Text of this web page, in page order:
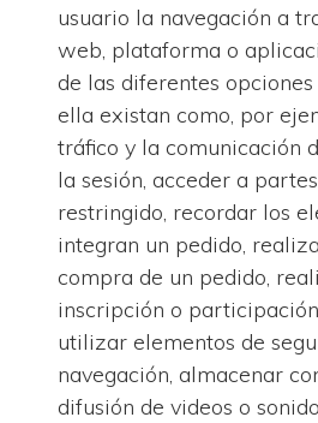
usuario la navegación a
web, plataforma o
de las diferentes
ella existan como, por
tráfico y la comunicación
la sesión, acceder a
restringido, recordar los
integran un pedido,
compra de un pedido,
inscripción o
utilizar elementos de
navegación, almacenar
difusión de videos o